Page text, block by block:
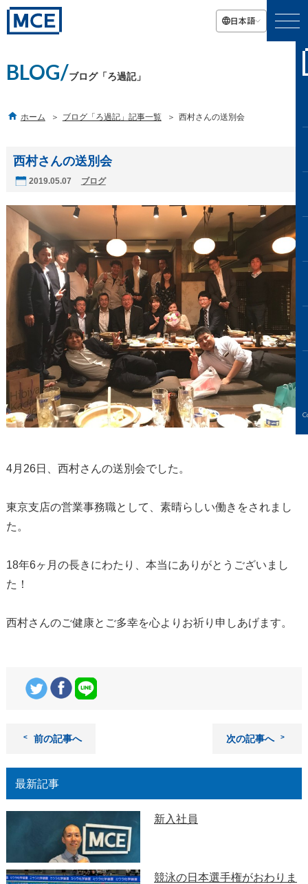
日本語
BLOG/ブログ「ろ過記」
 ホーム ブログ「ろ過記」記事一覧 西村さんの送別会
西村さんの送別会
2019.05.07 ブログ
4月26日、西村さんの送別会でした。
東京支店の営業事務職として、素晴らしい働きをされまし
た。
18年6ヶ月の長きにわたり、本当にありがとうございまし
た！
西村さんのご健康とご多幸を心よりお祈り申しあげます。
前の記事へ 次の記事へ
最新記事
新入社員
競泳の日本選手権がおわりま